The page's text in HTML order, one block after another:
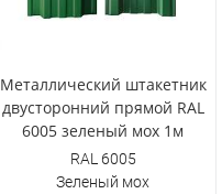
Металлический штакетник
двусторонний прямой RAL
6005 зеленый мох 1м
RAL 6005
Зеленый мох